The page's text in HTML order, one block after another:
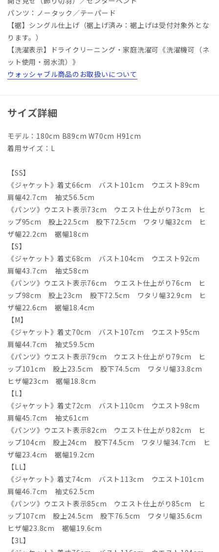
パンツ：ノータック／テーパード
【裾】シングル仕上げ（裾上げ済み：裾上げは受付対象外とな
ります。）
【洗濯表示】ドライクリーニング・家庭洗濯可《洗濯機可（ネ
ット使用・弱水流）》
ウォッシャブル商品のお取扱いについて
サイズ詳細
モデル：180cm B89cm W70cm H91cm
着用サイズ：L
【SS】
《ジャケット》着丈66cm バスト101cm ウエスト89cm
肩幅42.7cm 袖丈56.5cm
《パンツ》ウエスト表示73cm ウエスト仕上がり73cm ヒ
ップ95cm 股上22.5cm 股下72.5cm ワタリ幅32cm ヒ
ザ幅22.2cm 裾幅18cm
【S】
《ジャケット》着丈68cm バスト104cm ウエスト92cm
肩幅43.7cm 袖丈58cm
《パンツ》ウエスト表示76cm ウエスト仕上がり76cm ヒ
ップ98cm 股上23cm 股下72.5cm ワタリ幅32.9cm ヒ
ザ幅22.6cm 裾幅18.4cm
【M】
《ジャケット》着丈70cm バスト107cm ウエスト95cm
肩幅44.7cm 袖丈59.5cm
《パンツ》ウエスト表示79cm ウエスト仕上がり79cm ヒ
ップ101cm 股上23.5cm 股下74.5cm ワタリ幅33.8cm
ヒザ幅23cm 裾幅18.8cm
【L】
《ジャケット》着丈72cm バスト110cm ウエスト98cm
肩幅45.7cm 袖丈61cm
《パンツ》ウエスト表示82cm ウエスト仕上がり82cm ヒ
ップ104cm 股上24cm 股下74.5cm ワタリ幅34.7cm ヒ
ザ幅23.4cm 裾幅19.2cm
【LL】
《ジャケット》着丈74cm バスト113cm ウエスト101cm
肩幅46.7cm 袖丈62.5cm
《パンツ》ウエスト表示85cm ウエスト仕上がり85cm ヒ
ップ107cm 股上24.5cm 股下76.5cm ワタリ幅35.6cm
ヒザ幅23.8cm 裾幅19.6cm
【3L】